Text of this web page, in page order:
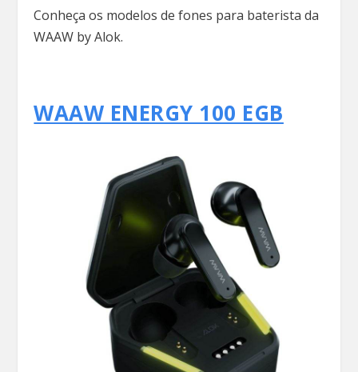
Conheça os modelos de fones para baterista da
WAAW by Alok.
WAAW ENERGY 100 EGB